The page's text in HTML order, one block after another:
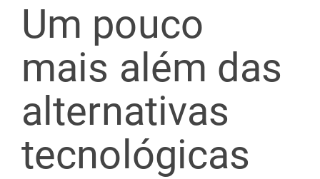
Um pouco
mais além das
alternativas
tecnológicas